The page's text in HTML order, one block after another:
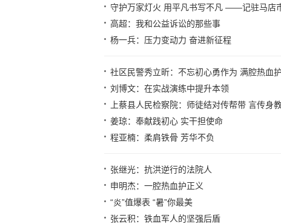
守护万家灯火 用平凡书写不凡 ——记驻马店
高超：我和公益诉讼的那些事
杨一兵：压力变动力 奋进新征程
社区民警秀立昕：不忘初心勇作为 满腔热血
刘博文：在实战演练中提升本领
上蔡县人民检察院：师徒结对传帮带 言传身
姜琼：奉献践初心 实干担使命
程亚楠：柔肩铁骨 芳华不负
张继光：抗洪逆行的法院人
申明杰：一腔热血护正义
“炎”值爆表 “暑”你最美
张云积：铁血军人的坚强后盾